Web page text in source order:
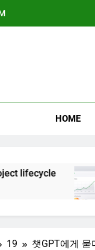
HOME
대시보드
8개월 Ago
19 챗GPT에게 묻